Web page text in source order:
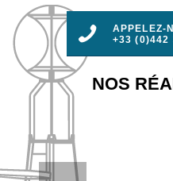
APPELEZ-
+33 (0)442
NOS